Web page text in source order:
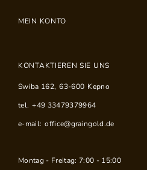
MEIN KONTO
KONTAKTIEREN SIE UNS
Swiba 162, 63-600 Kepno
tel. +49 33479379964
e-mail: office@graingold.de
Montag - Freitag: 7:00 - 15:00